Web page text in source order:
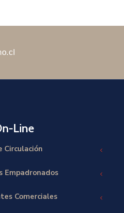
Line
Circulación
Empadronados
Comerciales